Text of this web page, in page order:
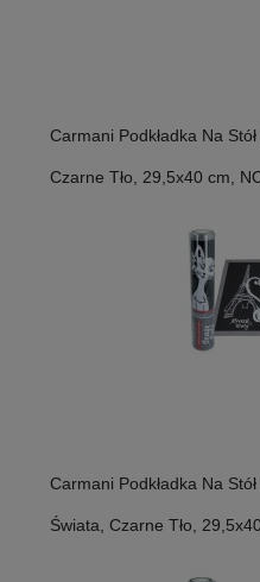
Carmani Podkładka Na
Czarne Tło, 29,5x40 cm,
Carmani Podkładka Na
Świata, Czarne Tło,